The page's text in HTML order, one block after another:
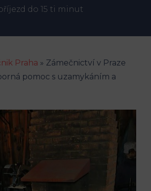
do 15 ti minut
Praha » Zámečnictví v Praze
pomoc s uzamykáním a